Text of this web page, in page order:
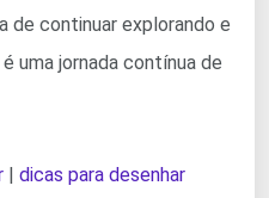
de continuar explorando e
uma jornada contínua de
dicas para desenhar